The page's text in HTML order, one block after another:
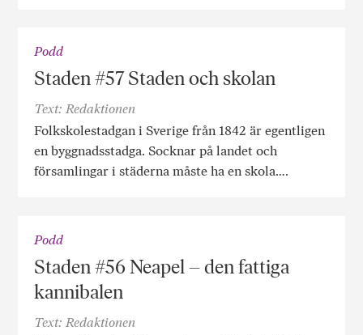
Podd
Staden #57 Staden och skolan
Text: Redaktionen
Folkskolestadgan i Sverige från 1842 är egentligen
en byggnadsstadga. Socknar på landet och
församlingar i städerna måste ha en skola….
Podd
Staden #56 Neapel – den fattiga
kannibalen
Text: Redaktionen